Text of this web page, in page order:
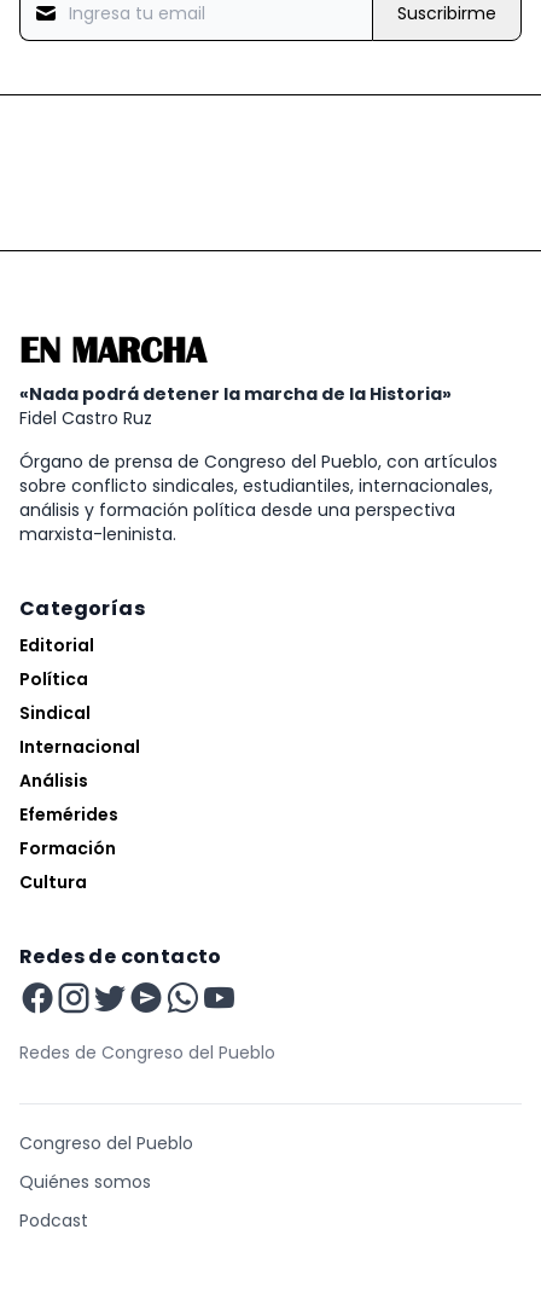
Suscribirme
EN MARCHA
«Nada podrá detener la marcha de la Historia»
Fidel Castro Ruz
Órgano de prensa de Congreso del Pueblo, con artículos
sobre conflicto sindicales, estudiantiles, internacionales,
análisis y formación política desde una perspectiva
marxista-leninista.
Categorías
Editorial
Política
Sindical
Internacional
Análisis
Efemérides
Formación
Cultura
Redes de contacto
Redes de Congreso del Pueblo
Congreso del Pueblo
Quiénes somos
Podcast